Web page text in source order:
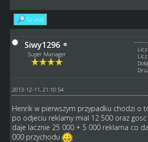
Szukaj
Siwy1296
Super Manager
2013-12-11, 21:10:54
Henrik w pierwszym przypadku chodzi o
po odjeciu reklamy mial 12 500 oraz
daje lacznie 25 000 + 5 000 reklama co
000 przychodu